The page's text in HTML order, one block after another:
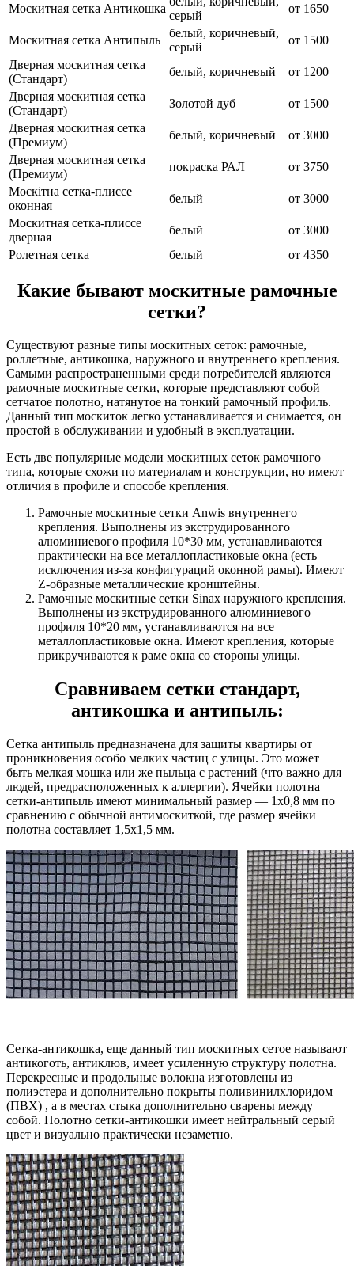
Москитная сетка Антикошка
серый
от 1650
Москитная сетка Антипыль
белый, коричневый,
серый
от 1500
Дверная москитная сетка
(Стандарт)
белый, коричневый
от 1200
Дверная москитная сетка
(Стандарт)
Золотой дуб
от 1500
Дверная москитная сетка
(Премиум)
белый, коричневый
от 3000
Дверная москитная сетка
(Премиум)
покраска РАЛ
от 3750
Москітна сетка-плиссе
оконная
белый
от 3000
Москитная сетка-плиссе
дверная
белый
от 3000
Ролетная сетка
белый от 4350
Какие бывают москитные рамочные
сетки?
Существуют разные типы москитных сеток: рамочные,
роллетные, антикошка, наружного и внутреннего крепления.
Самыми распространенными среди потребителей являются
рамочные москитные сетки, которые представляют собой
сетчатое полотно, натянутое на тонкий рамочный профиль.
Данный тип москиток легко устанавливается и снимается, он
простой в обслуживании и удобный в эксплуатации.
Есть две популярные модели москитных сеток рамочного
типа, которые схожи по материалам и конструкции, но имеют
отличия в профиле и способе крепления.
Рамочные москитные сетки Anwis внутреннего
крепления. Выполнены из экструдированного
алюминиевого профиля 10*30 мм, устанавливаются
практически на все металлопластиковые окна (есть
исключения из-за конфигураций оконной рамы). Имеют
Z-образные металлические кронштейны.
Рамочные москитные сетки Sinax наружного крепления.
Выполнены из экструдированного алюминиевого
профиля 10*20 мм, устанавливаются на все
металлопластиковые окна. Имеют крепления, которые
прикручиваются к раме окна со стороны улицы.
Сравниваем сетки стандарт,
антикошка и антипыль:
Сетка антипыль предназначена для защиты квартиры от
проникновения особо мелких частиц с улицы. Это может
быть мелкая мошка или же пыльца с растений (что важно для
людей, предрасположенных к аллергии). Ячейки полотна
сетки-антипыль имеют минимальный размер — 1х0,8 мм по
сравнению с обычной антимоскиткой, где размер ячейки
полотна составляет 1,5х1,5 мм.
Сетка-антикошка, еще данный тип москитных сетое называют
антикоготь, антиклюв, имеет усиленную структуру полотна.
Перекресные и продольные волокна изготовлены из
полиэстера и дополнительно покрыты поливинилхлоридом
(ПВХ) , а в местах стыка дополнительно сварены между
собой. Полотно сетки-антикошки имеет нейтральный серый
цвет и визуально практически незаметно.